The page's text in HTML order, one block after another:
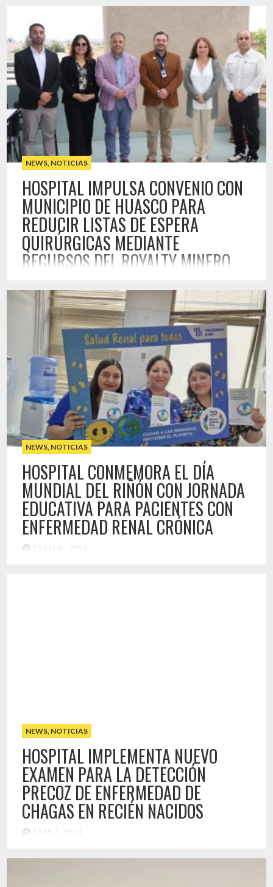
Hospital Provincial del Huasco, una obra largamente
mejorar significativamente las condiciones laborales de sus
funcionarias y funcionarios. La iniciativa considera la
habilitación de una […]
Destacado
NEWS NOTICIAS
HOSPITAL IMPULSA CONVENIO CON
MUNICIPIO DE HUASCO PARA
REDUCIR LISTAS DE ESPERA
QUIRÚRGICAS MEDIANTE
RECURSOS DEL ROYALTY MINERO
El Hospital Provincial del Huasco sostuvo una importante
reunión de trabajo con el Municipio de Huasco con el
objetivo de avanzar en la concreción de un convenio de
colaboración que permita destinar recursos provenientes
del royalty minero para la realización de atenciones de
especialidad e intervenciones quirúrgicas, orientadas a
reducir las listas de espera existentes […]
Destacado
NEWS NOTICIAS
HOSPITAL CONMEMORA EL DÍA
MUNDIAL DEL RIÑÓN CON JORNADA
EDUCATIVA PARA PACIENTES CON
ENFERMEDAD RENAL CRÓNICA
13 MAR , 2026
NEWS NOTICIAS
HOSPITAL IMPLEMENTA NUEVO
EXAMEN PARA LA DETECCIÓN
PRECOZ DE ENFERMEDAD DE
CHAGAS EN RECIÉN NACIDOS
6 MAR , 2026